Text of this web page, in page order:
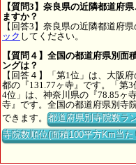
【質問3】奈良県の近隣都道府
ますか？
【回答3】奈良県の近隣都道府
ック してください。
【質問４】全国の都道府県別
ングは？
【回答４】「第1位」は、大阪
都の『131.77ヶ寺』です。「第
4位」は、神奈川県の『78.85ヶ
寺』です。全国の都道府県別寺
できます。都道府県別寺院数ラ
寺院数順位(面積100平方Km当た